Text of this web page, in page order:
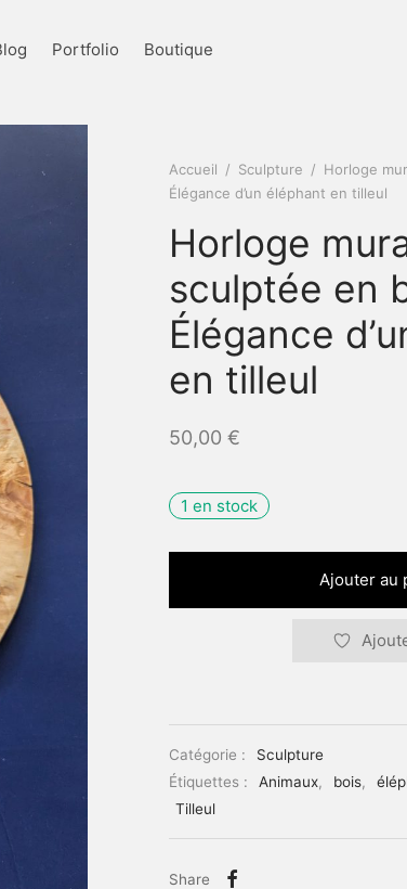
Portfolio Boutique
Accueil / Sculpture / Horloge
Élégance d’un éléphant en tilleul
Horloge
sculptée en
Élégance
en tilleul
50,00 €
1 en stock
Ajouter au
Catégorie :
Sculpture
Étiquettes :
Animaux, bois,
Tilleul
Share